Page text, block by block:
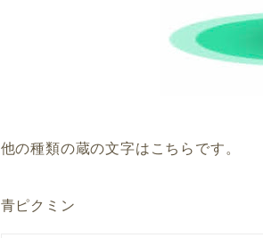
他の種類の蔵の文字はこちらです。
青ピクミン